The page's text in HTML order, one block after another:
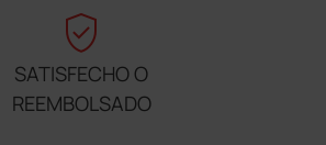
verified_user
SATISFECHO O
REEMBOLSADO